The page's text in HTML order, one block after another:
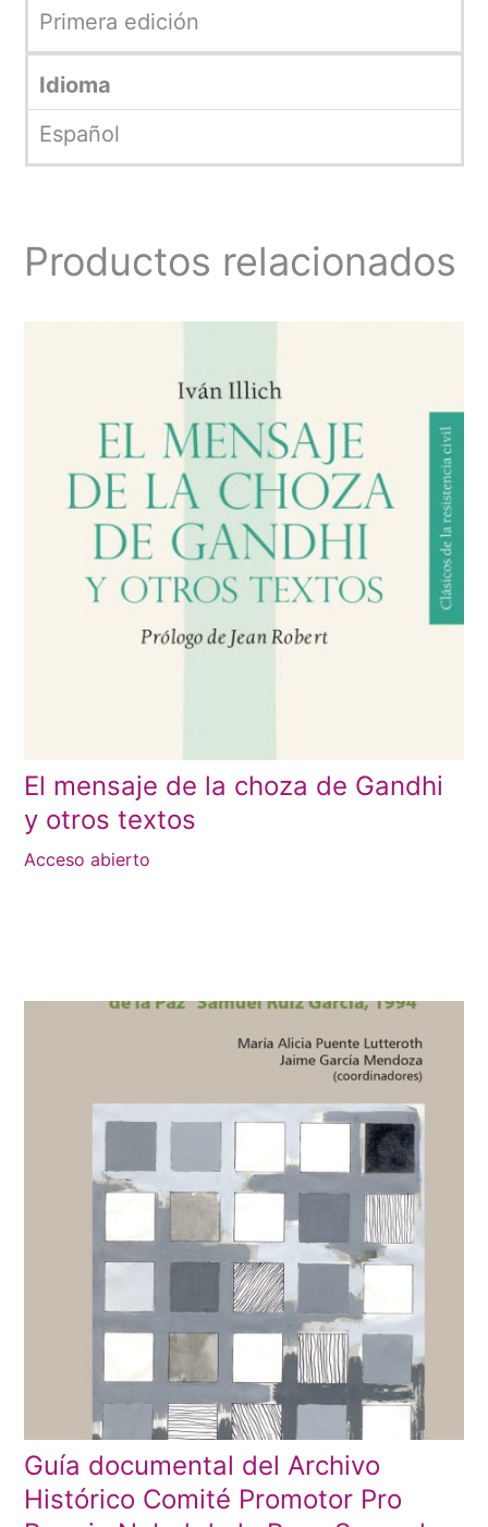
Primera edición
Idioma
Español
Productos relacionados
El mensaje de la choza de Gandhi
y otros textos
Acceso abierto
Guía documental del Archivo
Histórico Comité Promotor Pro